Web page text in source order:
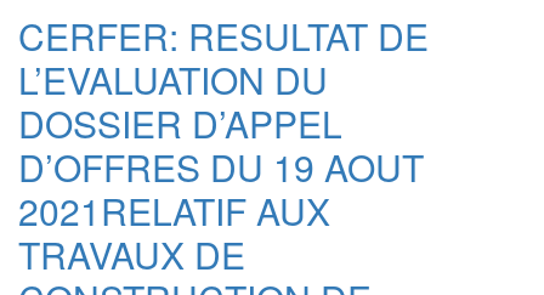
CERFER: RESULTAT DE
L’EVALUATION DU
DOSSIER D’APPEL
D’OFFRES DU 19 AOUT
2021RELATIF AUX
TRAVAUX DE